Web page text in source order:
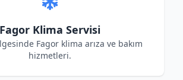
Fagor Klima Servisi
Fagor klima arıza ve bakım
hizmetleri.